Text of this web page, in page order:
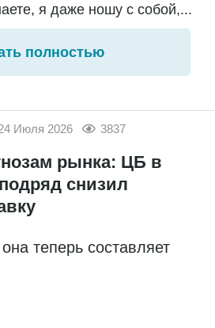
я даже ношу с собой,...
полностью
Июля 2026 3837
рынка: ЦБ в
снизил
теперь составляет